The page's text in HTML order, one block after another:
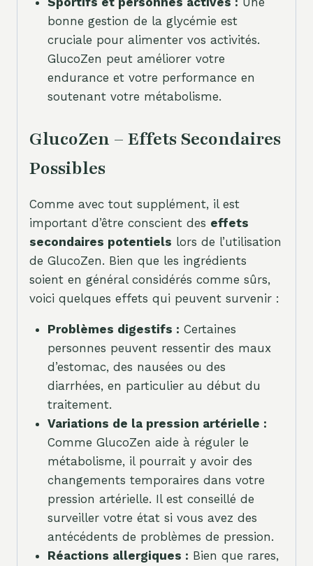
bonne gestion de la glycémie est
cruciale pour alimenter vos activités.
GlucoZen peut améliorer votre
endurance et votre performance en
soutenant votre métabolisme.
GlucoZen – Effets Secondaires
Possibles
Comme avec tout supplément, il est
important d’être conscient des effets
secondaires potentiels lors de l’utilisation
de GlucoZen. Bien que les ingrédients
soient en général considérés comme sûrs,
voici quelques effets qui peuvent survenir :
Problèmes digestifs : Certaines
personnes peuvent ressentir des maux
d’estomac, des nausées ou des
diarrhées, en particulier au début du
traitement.
Variations de la pression artérielle :
Comme GlucoZen aide à réguler le
métabolisme, il pourrait y avoir des
changements temporaires dans votre
pression artérielle. Il est conseillé de
surveiller votre état si vous avez des
antécédents de problèmes de pression.
Réactions allergiques : Bien que rares,